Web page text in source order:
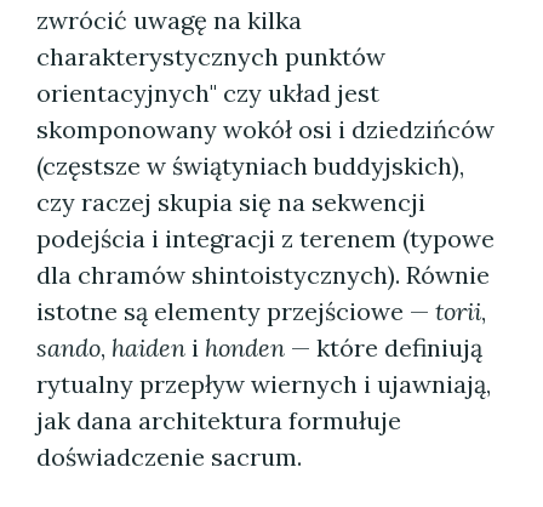
zwrócić uwagę na kilka
charakterystycznych punktów
orientacyjnych" czy układ jest
skomponowany wokół osi i dziedzińców
(częstsze w świątyniach buddyjskich),
czy raczej skupia się na sekwencji
podejścia i integracji z terenem (typowe
dla chramów shintoistycznych). Równie
istotne są elementy przejściowe — torii,
sando, haiden i honden — które definiują
rytualny przepływ wiernych i ujawniają,
jak dana architektura formułuje
doświadczenie sacrum.